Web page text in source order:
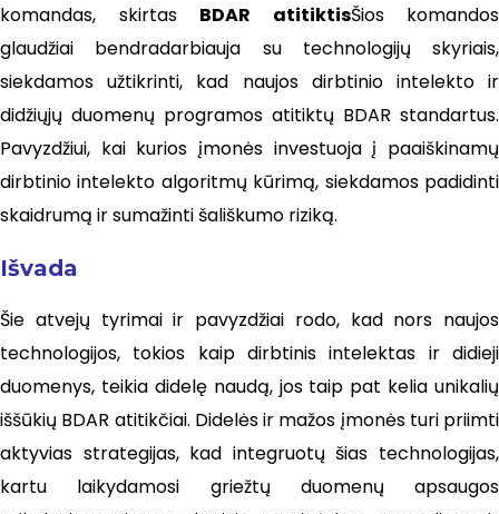
komandas, skirtas BDAR atitiktisŠios komandos
glaudžiai bendradarbiauja su technologijų skyriais,
siekdamos užtikrinti, kad naujos dirbtinio intelekto ir
didžiųjų duomenų programos atitiktų BDAR standartus.
Pavyzdžiui, kai kurios įmonės investuoja į paaiškinamų
dirbtinio intelekto algoritmų kūrimą, siekdamos padidinti
skaidrumą ir sumažinti šališkumo riziką.
Išvada
Šie atvejų tyrimai ir pavyzdžiai rodo, kad nors naujos
technologijos, tokios kaip dirbtinis intelektas ir didieji
duomenys, teikia didelę naudą, jos taip pat kelia unikalių
iššūkių BDAR atitikčiai. Didelės ir mažos įmonės turi priimti
aktyvias strategijas, kad integruotų šias technologijas,
kartu laikydamosi griežtų duomenų apsaugos